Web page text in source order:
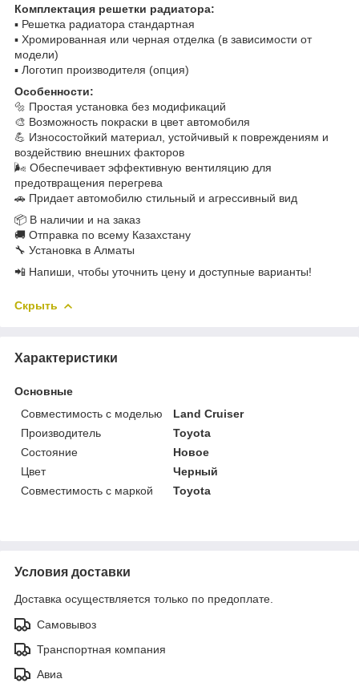
Комплектация решетки радиатора:
▪️ Решетка радиатора стандартная
▪️ Хромированная или черная отделка (в зависимости от
модели)
▪️ Логотип производителя (опция)
Особенности:
🔩 Простая установка без модификаций
🎨 Возможность покраски в цвет автомобиля
💪 Износостойкий материал, устойчивый к повреждениям и
воздействию внешних факторов
🌬️ Обеспечивает эффективную вентиляцию для
предотвращения перегрева
🚗 Придает автомобилю стильный и агрессивный вид
📦 В наличии и на заказ
🚚 Отправка по всему Казахстану
🔧 Установка в Алматы
📲 Напиши, чтобы уточнить цену и доступные варианты!
Скрыть
Характеристики
Основные
Совместимость с моделью
Land Cruiser
Производитель
Toyota
Состояние
Новое
Цвет
Черный
Совместимость с маркой
Toyota
Условия доставки
Доставка осуществляется только по предоплате.
Самовывоз
Транспортная компания
Авиа